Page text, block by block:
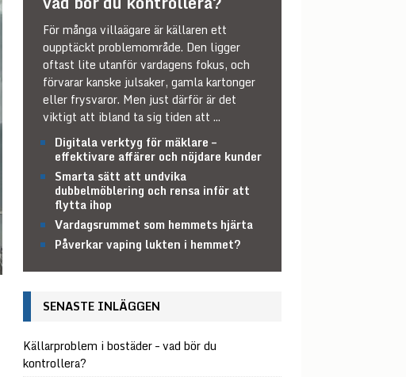
För många villaägare är källaren ett
oupptäckt problemområde. Den ligger
oftast lite utanför vardagens fokus, och
förvarar kanske julsaker, gamla kartonger
eller frysvaror. Men just därför är det
viktigt att ibland ta sig tiden att ...
Digitala verktyg för mäklare –
effektivare affärer och nöjdare kunder
Smarta sätt att undvika
dubbelmöblering och rensa inför att
flytta ihop
Vardagsrummet som hemmets hjärta
Påverkar vaping lukten i hemmet?
SENASTE INLÄGGEN
Källarproblem i bostäder – vad bör du
kontrollera?